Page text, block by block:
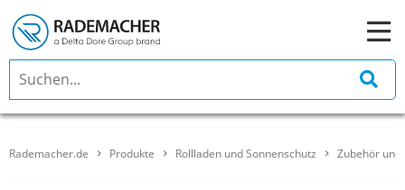
Rademacher.de Produkte Rollladen und Sonnenschutz Zubehör und